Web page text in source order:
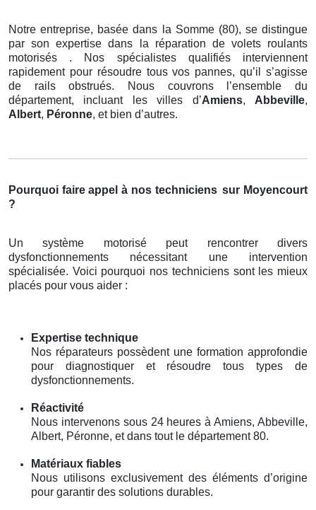
Notre entreprise, basée dans la Somme (80), se distingue
par son expertise dans la réparation de volets roulants
motorisés . Nos spécialistes qualifiés interviennent
rapidement pour résoudre tous vos pannes, qu’il s’agisse
de rails obstrués. Nous couvrons l’ensemble du
département, incluant les villes d’Amiens, Abbeville,
Albert, Péronne, et bien d’autres.
Pourquoi faire appel à nos techniciens sur Moyencourt
?
Un système motorisé peut rencontrer divers
dysfonctionnements nécessitant une intervention
spécialisée. Voici pourquoi nos techniciens sont les mieux
placés pour vous aider :
Expertise technique
Nos réparateurs possèdent une formation approfondie
pour diagnostiquer et résoudre tous types de
dysfonctionnements.
Réactivité
Nous intervenons sous 24 heures à Amiens, Abbeville,
Albert, Péronne, et dans tout le département 80.
Matériaux fiables
Nous utilisons exclusivement des éléments d’origine
pour garantir des solutions durables.